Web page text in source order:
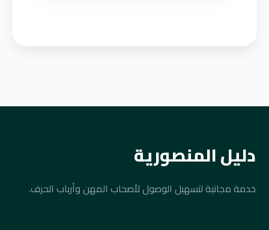
دليل المنصورية
خدمة مجانية لتسهيل الوصول لأصحاب المهن وأرباب الحرف.